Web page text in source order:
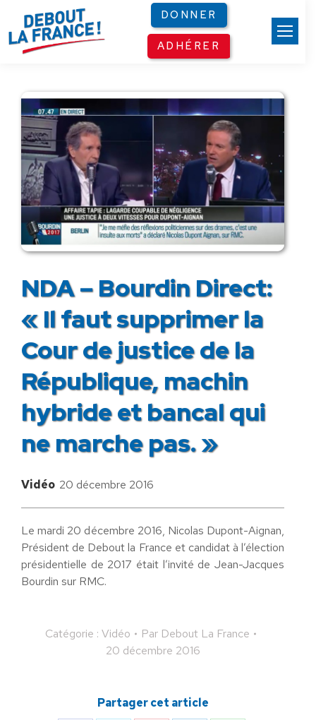
DONNER
ADHÉRER
NDA – Bourdin Direct:
« Il faut supprimer la
Cour de justice de la
République, machin
hybride et bancal qui
ne marche pas. »
Vidéo 20 décembre 2016
Le mardi 20 décembre 2016, Nicolas Dupont-Aignan,
Président de Debout la France et candidat à l’élection
présidentielle de 2017 était l’invité de Jean-Jacques
Bourdin sur RMC.
Catégorie : Vidéo Par Debout La France
20 décembre 2016
Partager cet article
Panneau de gestion des cookies